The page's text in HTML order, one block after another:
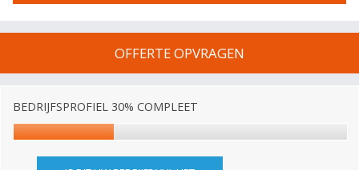
OFFERTE OPVRAGEN
BEDRIJFSPROFIEL 30% COMPLEET